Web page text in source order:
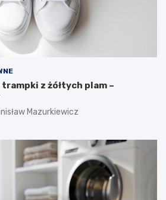
z żółtych plam –
Mazurkiewicz